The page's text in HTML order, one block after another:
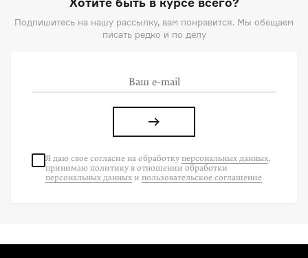
Подпишитесь на нашу рассылку, вам понравится. Мы обещаем
писать редко и по делу
Я даю свое согласие на обработку персональных данных,
принимаю политику в отношении обработки
персональных данных и пользовательское соглашение